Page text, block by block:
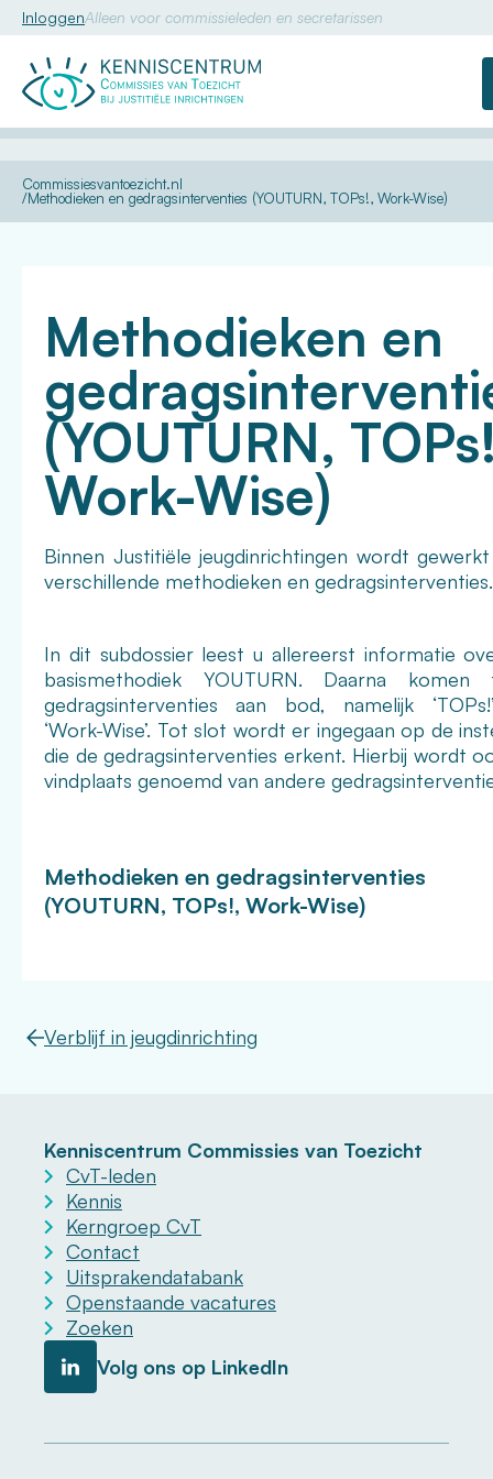
Commissie
InloggenAlleen voor commissieleden en secretarissen
U
bent
Commissiesvantoezicht.nl
Kennis
Dossiers
Verblijf in
jeugdinrichting
Methodieken en gedragsinterventies (YOUTURN, TOPs!, Work-Wise)
Methodieken en
(YOUTURN,
Work-Wise)
Binnen Justitiële jeugdinrichtingen wordt
verschillende methodieken en gedragsinterventies.
In dit subdossier leest u allereerst informatie
basismethodiek YOUTURN. Daarna komen
gedragsinterventies aan bod, namelijk
‘Work-Wise’. Tot slot wordt er ingegaan op de
die de gedragsinterventies erkent. Hierbij wordt
vindplaats genoemd van andere
Methodieken en gedragsinterventies
(YOUTURN, TOPs!, Work-Wise)
Verblijf in jeugdinrichting
Kenniscentrum Commissies van Toezicht
CvT-leden
Kennis
Kerngroep CvT
Contact
Uitsprakendatabank
Openstaande vacatures
Zoeken
Volg ons op LinkedIn